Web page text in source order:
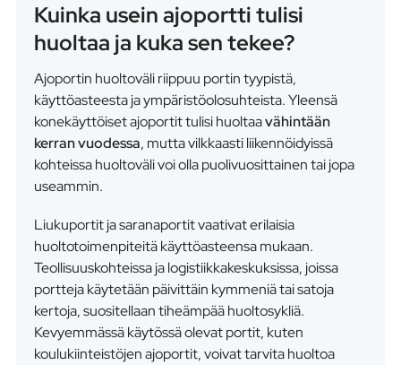
Kuinka usein ajoportti tulisi
huoltaa ja kuka sen tekee?
Ajoportin huoltoväli riippuu portin tyypistä,
käyttöasteesta ja ympäristöolosuhteista. Yleensä
konekäyttöiset ajoportit tulisi huoltaavähintään
kerran vuodessa, mutta vilkkaasti liikennöidyissä
kohteissa huoltoväli voi olla puolivuosittainen tai jopa
useammin.
Liukuportit ja saranaportit vaativat erilaisia
huoltotoimenpiteitä käyttöasteensa mukaan.
Teollisuuskohteissa ja logistiikkakeskuksissa, joissa
portteja käytetään päivittäin kymmeniä tai satoja
kertoja, suositellaan tiheämpää huoltosykliä.
Kevyemmässä käytössä olevat portit, kuten
koulukiinteistöjen ajoportit, voivat tarvita huoltoa